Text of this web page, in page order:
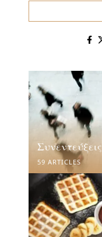
Συνεντεύξεις
59 ARTICLES